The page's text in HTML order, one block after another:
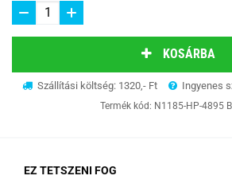
KOSÁRBA
Szállítási költség: 1320,- Ft Ingyenes
Termék kód: N1185-HP-4895
EZ TETSZENI FOG